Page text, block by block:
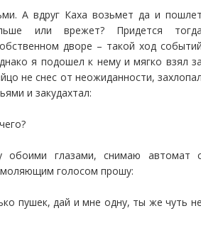
А вдруг Каха возьмет да и
или врежет? Придется
дворе – такой ход
я подошел к нему и мягко взял
не снес от неожиданности,
и закудахтал:
обоими глазами, снимаю автомат
голосом прошу:
пушек, дай и мне одну, ты же чуть